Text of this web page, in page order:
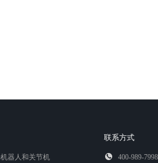
器人和关节机
联系方式
400-989-7998